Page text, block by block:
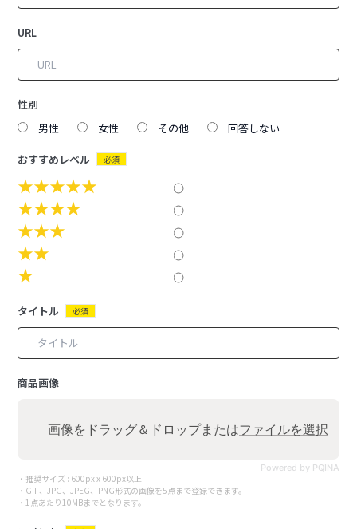
URL
性別
男性
女性 その他 回答しない
おすすめレベル 必須
★★★★★
★★★★
★★★
★★
★
タイトル 必須
商品画像
Powered by PQINA
画像をドラッグ＆ドロップまたはファイルを選択
・推奨サイズ : 600px x 600px以上
・GIF、JPG、JPEG、PNG形式の画像を5点まで登録できます。
・1点あたり10MBまでとなります。